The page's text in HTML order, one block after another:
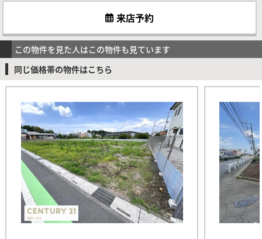
来店予約
この物件を見た人はこの物件も見ています
同じ価格帯の物件はこちら